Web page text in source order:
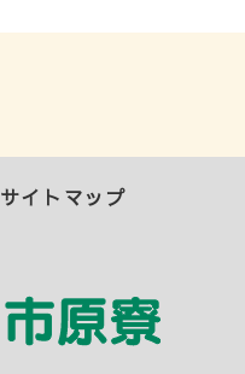
サイトマップ